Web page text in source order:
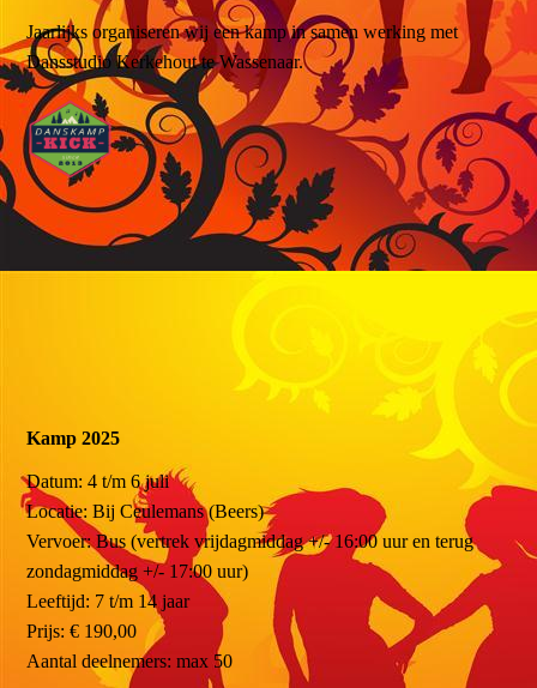
Jaarlijks organiseren wij een kamp in samen werking met
Dansstudio Kerkehout te Wassenaar.
Kamp 2025
Datum: 4 t/m 6 juli
Locatie: Bij Ceulemans (Beers)
Vervoer: Bus (vertrek vrijdagmiddag +/- 16:00 uur en terug
zondagmiddag +/- 17:00 uur)
Leeftijd: 7 t/m 14 jaar
Prijs: € 190,00
Aantal deelnemers: max 50